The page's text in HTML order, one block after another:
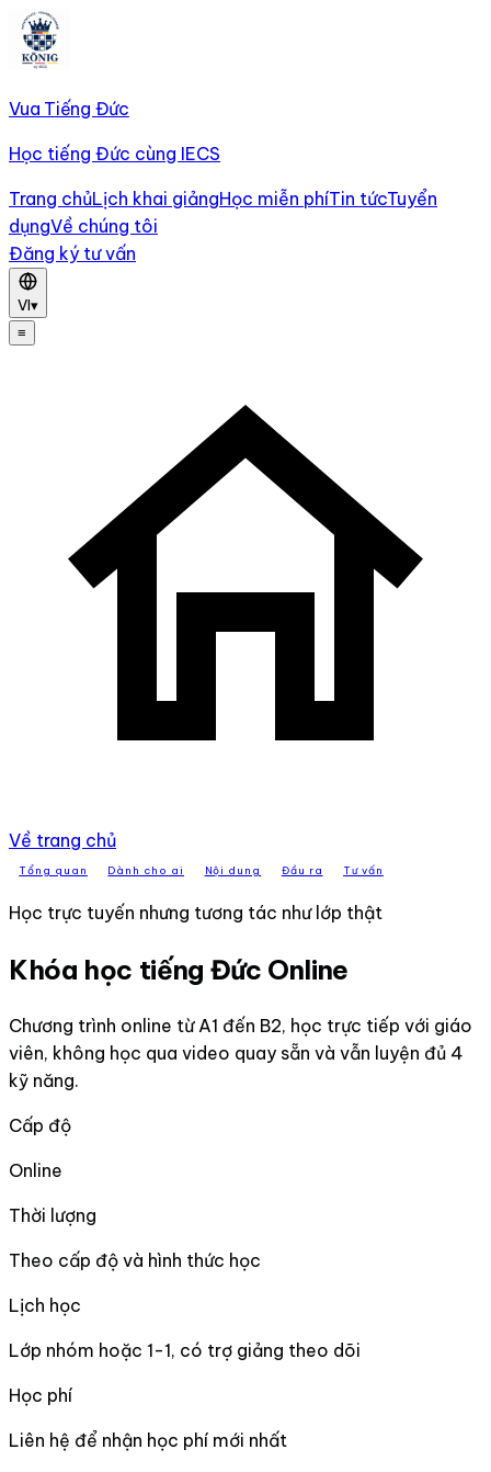
Vua Tiếng Đức
Học tiếng Đức cùng IECS
Trang chủLịch khai giảngHọc miễn phíTin tứcTuyển
dụngVề chúng tôi
Đăng ký tư vấn
VI▾
≡
Về trang chủ
Tổng quan Dành cho ai Nội dung Đầu ra Tư vấn
Học trực tuyến nhưng tương tác như lớp thật
Khóa học tiếng Đức Online
Chương trình online từ A1 đến B2, học trực tiếp với giáo
viên, không học qua video quay sẵn và vẫn luyện đủ 4
kỹ năng.
Cấp độ
Online
Thời lượng
Theo cấp độ và hình thức học
Lịch học
Lớp nhóm hoặc 1-1, có trợ giảng theo dõi
Học phí
Liên hệ để nhận học phí mới nhất